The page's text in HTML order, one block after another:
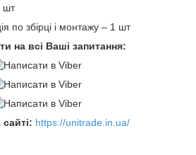
шт
по збірці і монтажу – 1 шт
на всі Ваші запитання:
https://unitrade.in.ua/